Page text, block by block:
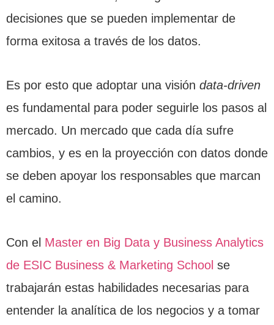
decisiones que se pueden implementar de
forma exitosa a través de los datos.
Es por esto que adoptar una visión data-driven
es fundamental para poder seguirle los pasos al
mercado. Un mercado que cada día sufre
cambios, y es en la proyección con datos donde
se deben apoyar los responsables que marcan
el camino.
Con el Master en Big Data y Business Analytics
de ESIC Business & Marketing School se
trabajarán estas habilidades necesarias para
entender la analítica de los negocios y a tomar